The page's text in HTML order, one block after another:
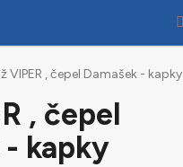
VIPER , čepel Damašek - kapky
, čepel
- kapky